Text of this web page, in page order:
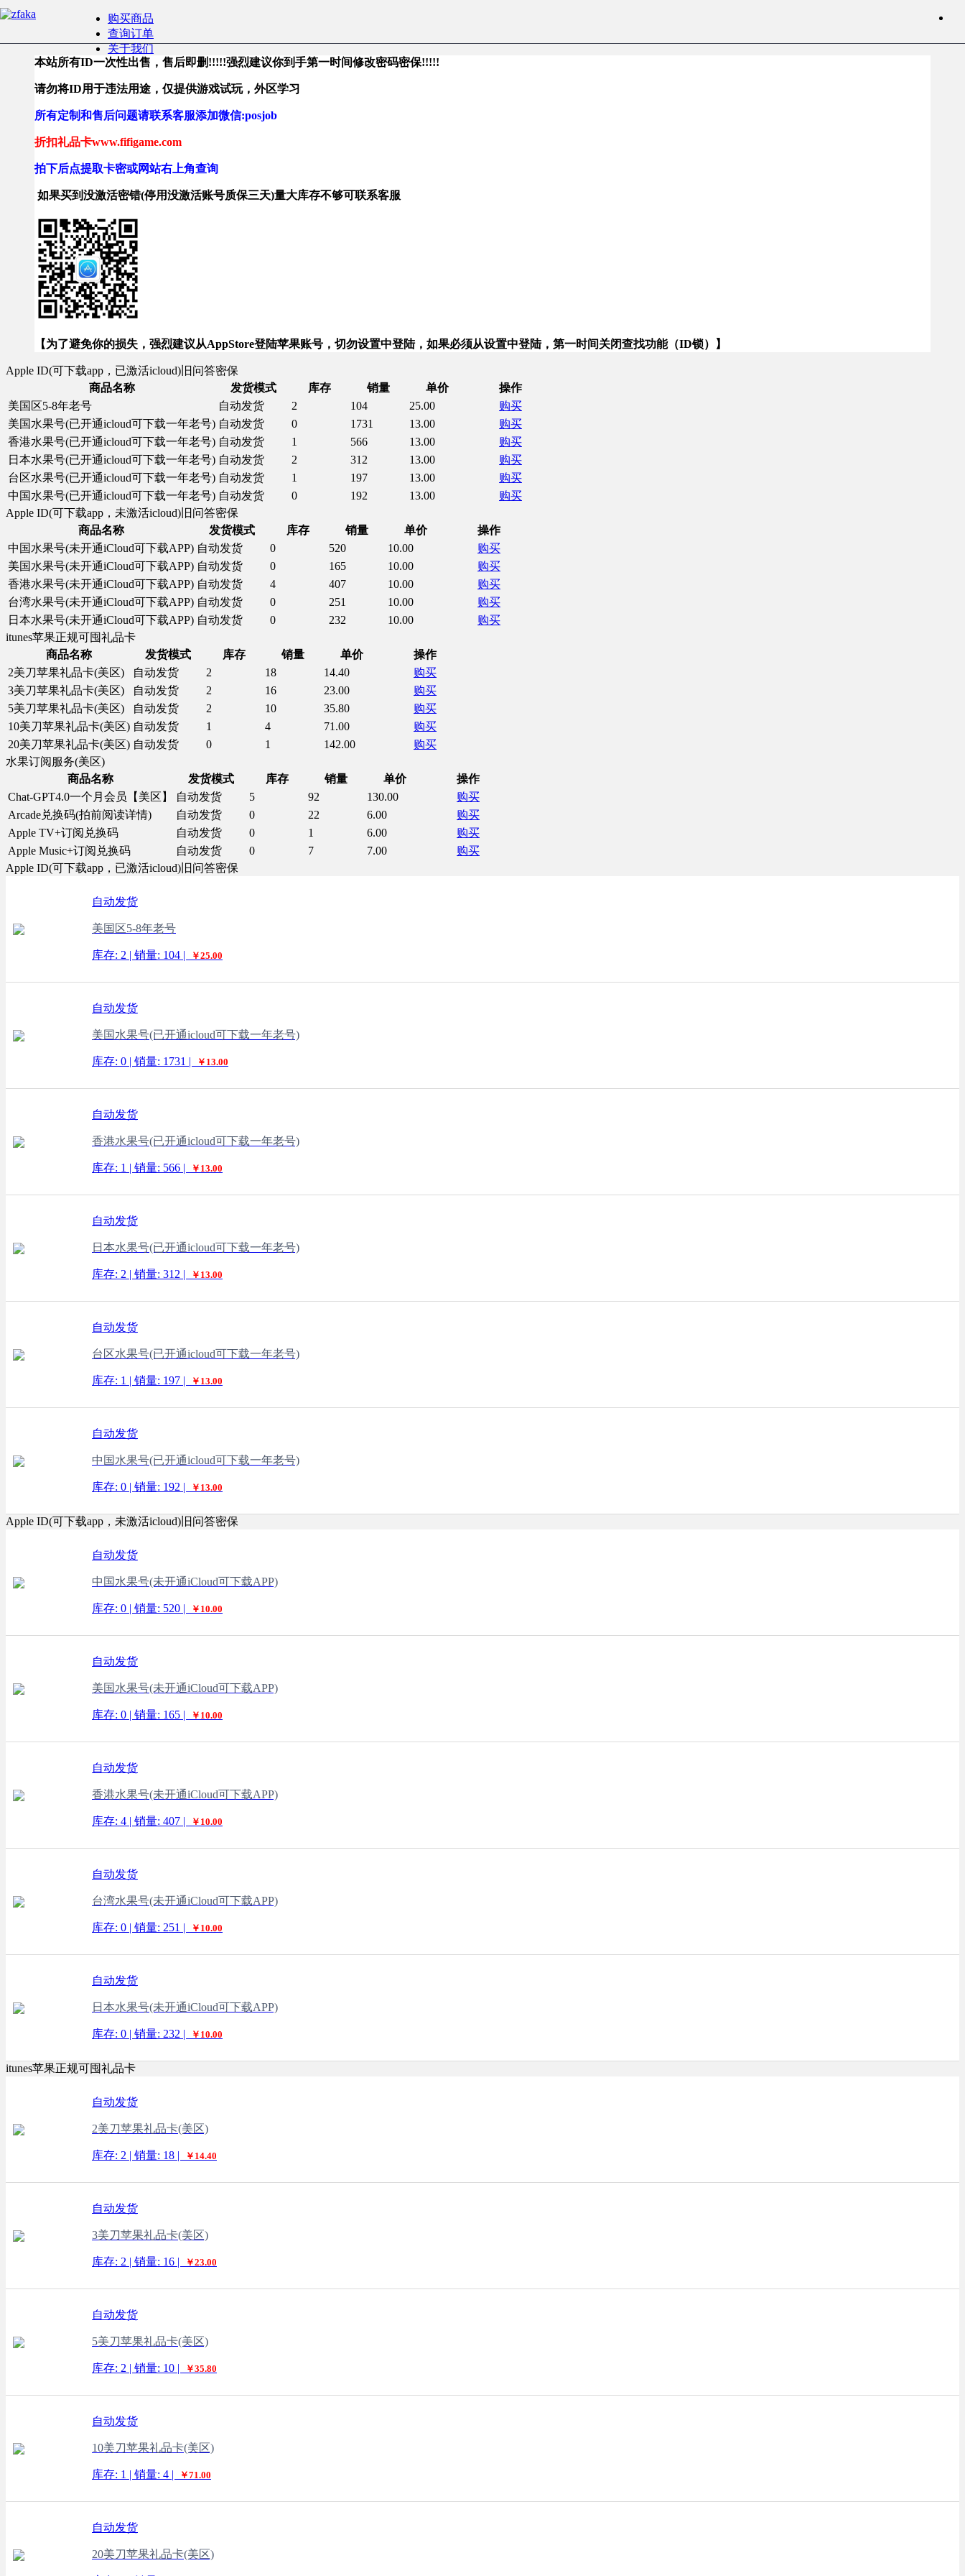
购买商品
查询订单
关于我们
本站所有ID一次性出售，售后即删!!!!!强烈建议你到手第一时间修改密码密保!!!!!
请勿将ID用于违法用途，仅提供游戏试玩，外区学习
所有定制和售后问题请联系客服添加微信:posjob
折扣礼品卡www.fifigame.com
拍下后点提取卡密或网站右上角查询
如果买到没激活密错(停用没激活账号质保三天)量大库存不够可联系客服
【为了避免你的损失，强烈建议从AppStore登陆苹果账号，切勿设置中登陆，如果必须从设置中登陆，第一时间关闭查找功能（ID锁）】
Apple ID(可下载app，已激活icloud)旧问答密保
商品名称
发货模式 库存 销量 单价
操作
美国区5-8年老号
自动发货 2 104 25.00
购买
美国水果号(已开通icloud可下载一年老号) 自动发货 0 1731 13.00
购买
香港水果号(已开通icloud可下载一年老号) 自动发货 1 566 13.00
购买
日本水果号(已开通icloud可下载一年老号) 自动发货 2 312 13.00
购买
台区水果号(已开通icloud可下载一年老号) 自动发货 1 197 13.00
购买
中国水果号(已开通icloud可下载一年老号) 自动发货 0 192 13.00
购买
Apple ID(可下载app，未激活icloud)旧问答密保
商品名称
发货模式 库存 销量 单价
操作
中国水果号(未开通iCloud可下载APP) 自动发货 0 520 10.00
购买
美国水果号(未开通iCloud可下载APP) 自动发货 0 165 10.00
购买
香港水果号(未开通iCloud可下载APP) 自动发货 4 407 10.00
购买
台湾水果号(未开通iCloud可下载APP) 自动发货 0 251 10.00
购买
日本水果号(未开通iCloud可下载APP) 自动发货 0 232 10.00
购买
itunes苹果正规可囤礼品卡
商品名称
发货模式 库存 销量 单价
操作
2美刀苹果礼品卡(美区)
自动发货 2 18 14.40
购买
3美刀苹果礼品卡(美区)
自动发货 2 16 23.00
购买
5美刀苹果礼品卡(美区)
自动发货 2 10 35.80
购买
10美刀苹果礼品卡(美区) 自动发货 1 4 71.00
购买
20美刀苹果礼品卡(美区) 自动发货 0 1 142.00
购买
水果订阅服务(美区)
商品名称
发货模式 库存 销量 单价
操作
Chat-GPT4.0一个月会员【美区】
自动发货 5 92 130.00
购买
Arcade兑换码(拍前阅读详情)
自动发货 0 22 6.00
购买
Apple TV+订阅兑换码
自动发货 0 1 6.00
购买
Apple Music+订阅兑换码
自动发货 0 7 7.00
购买
Apple ID(可下载app，已激活icloud)旧问答密保
自动发货
美国区5-8年老号
库存: 2 | 销量: 104 | ￥25.00
自动发货
美国水果号(已开通icloud可下载一年老号)
库存: 0 | 销量: 1731 | ￥13.00
自动发货
香港水果号(已开通icloud可下载一年老号)
库存: 1 | 销量: 566 | ￥13.00
自动发货
日本水果号(已开通icloud可下载一年老号)
库存: 2 | 销量: 312 | ￥13.00
自动发货
台区水果号(已开通icloud可下载一年老号)
库存: 1 | 销量: 197 | ￥13.00
自动发货
中国水果号(已开通icloud可下载一年老号)
库存: 0 | 销量: 192 | ￥13.00
Apple ID(可下载app，未激活icloud)旧问答密保
自动发货
中国水果号(未开通iCloud可下载APP)
库存: 0 | 销量: 520 | ￥10.00
自动发货
美国水果号(未开通iCloud可下载APP)
库存: 0 | 销量: 165 | ￥10.00
自动发货
香港水果号(未开通iCloud可下载APP)
库存: 4 | 销量: 407 | ￥10.00
自动发货
台湾水果号(未开通iCloud可下载APP)
库存: 0 | 销量: 251 | ￥10.00
自动发货
日本水果号(未开通iCloud可下载APP)
库存: 0 | 销量: 232 | ￥10.00
itunes苹果正规可囤礼品卡
自动发货
2美刀苹果礼品卡(美区)
库存: 2 | 销量: 18 | ￥14.40
自动发货
3美刀苹果礼品卡(美区)
库存: 2 | 销量: 16 | ￥23.00
自动发货
5美刀苹果礼品卡(美区)
库存: 2 | 销量: 10 | ￥35.80
自动发货
10美刀苹果礼品卡(美区)
库存: 1 | 销量: 4 | ￥71.00
自动发货
20美刀苹果礼品卡(美区)